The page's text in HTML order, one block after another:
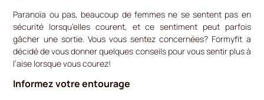
Paranoïa ou pas, beaucoup de femmes ne se sentent pas en
sécurité lorsqu’elles courent, et ce sentiment peut parfois
gâcher une sortie. Vous vous sentez concernées? Formyfit a
décidé de vous donner quelques conseils pour vous sentir plus à
l’aise lorsque vous courez!
Informez votre entourage